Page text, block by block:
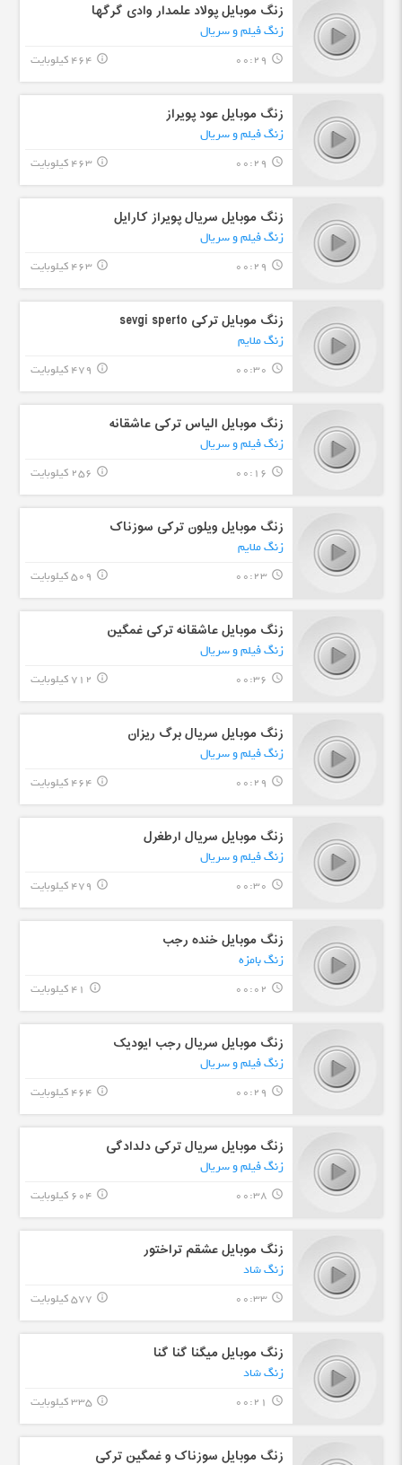
زنگ موبایل پولاد علمدار وادی گرگها
زنگ فیلم و سریال
query_builder
00:29 464 کیلوبایت info_outline
زنگ موبایل عود پویراز
زنگ فیلم و سریال
query_builder
00:29 463 کیلوبایت info_outline
زنگ موبایل سریال پویراز کارایل
زنگ فیلم و سریال
query_builder
00:29 463 کیلوبایت info_outline
زنگ موبایل ترکی sevgi sperto
زنگ ملایم
query_builder
00:30 479 کیلوبایت info_outline
زنگ موبایل الیاس ترکی عاشقانه
زنگ فیلم و سریال
query_builder
00:16 256 کیلوبایت info_outline
زنگ موبایل ویلون ترکی سوزناک
زنگ ملایم
query_builder
00:23 509 کیلوبایت info_outline
زنگ موبایل عاشقانه ترکی غمگین
زنگ فیلم و سریال
query_builder
00:36 712 کیلوبایت info_outline
زنگ موبایل سریال برگ ریزان
زنگ فیلم و سریال
query_builder
00:29 464 کیلوبایت info_outline
زنگ موبایل سریال ارطغرل
زنگ فیلم و سریال
query_builder
00:30 479 کیلوبایت info_outline
زنگ موبایل خنده رجب
زنگ بامزه
query_builder
00:02 41 کیلوبایت info_outline
زنگ موبایل سریال رجب ایودیک
زنگ فیلم و سریال
query_builder
00:29 464 کیلوبایت info_outline
زنگ موبایل سریال ترکی دلدادگی
زنگ فیلم و سریال
query_builder
00:38 604 کیلوبایت info_outline
زنگ موبایل عشقم تراختور
زنگ شاد
query_builder
00:33 577 کیلوبایت info_outline
زنگ موبایل میگنا گنا گنا
زنگ شاد
query_builder
00:21 335 کیلوبایت info_outline
زنگ موبایل سوزناک و غمگین ترکی